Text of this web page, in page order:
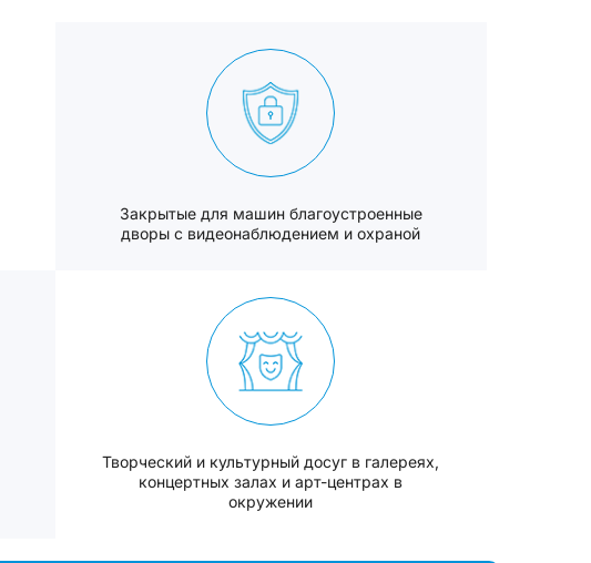
Закрытые для машин благоустроенные
дворы с видеонаблюдением и охраной
Творческий и культурный досуг в галереях,
концертных залах и арт-центрах в
окружении